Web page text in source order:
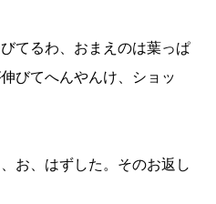
てるわ、おまえのは葉っぱ
びてへんやんけ、ショッ
お、はずした。そのお返し